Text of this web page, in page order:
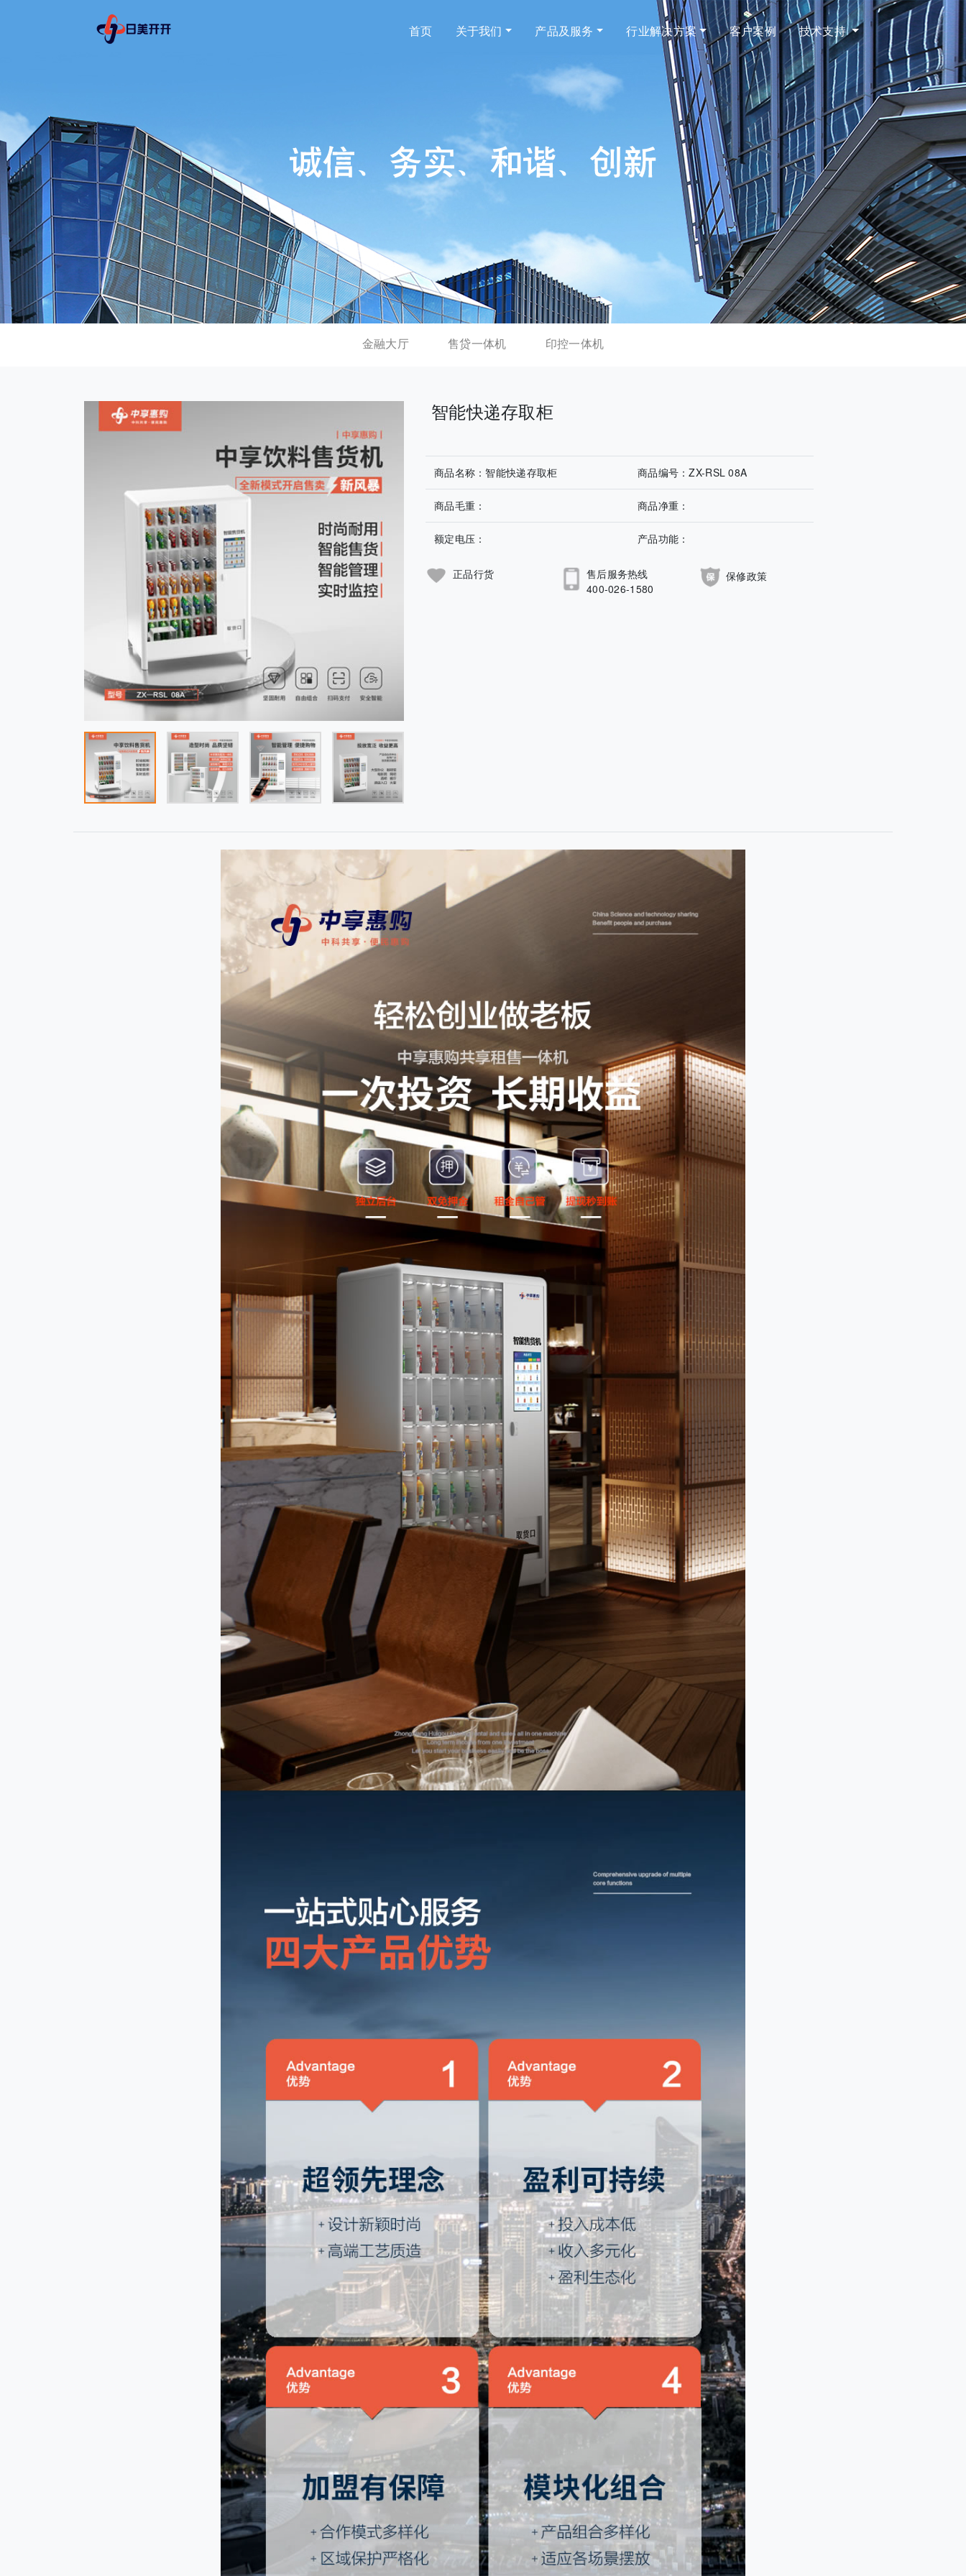
首页 关于我们 产品及服务 行业解决方案 客户案例 技术支持
金融大厅 售贷一体机 印控一体机
智能快递存取柜
商品名称：智能快递存取柜 商品编号：ZX-RSL 08A
商品毛重： 商品净重：
额定电压： 产品功能：
正品行货
售后服务热线
400-026-1580
保修政策